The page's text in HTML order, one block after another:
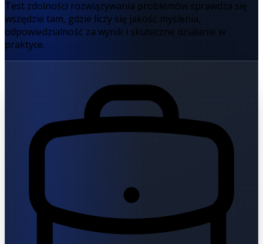
Test zdolności rozwiązywania problemów sprawdza się
wszędzie tam, gdzie liczy się jakość myślenia,
odpowiedzialność za wynik i skuteczne działanie w
praktyce.